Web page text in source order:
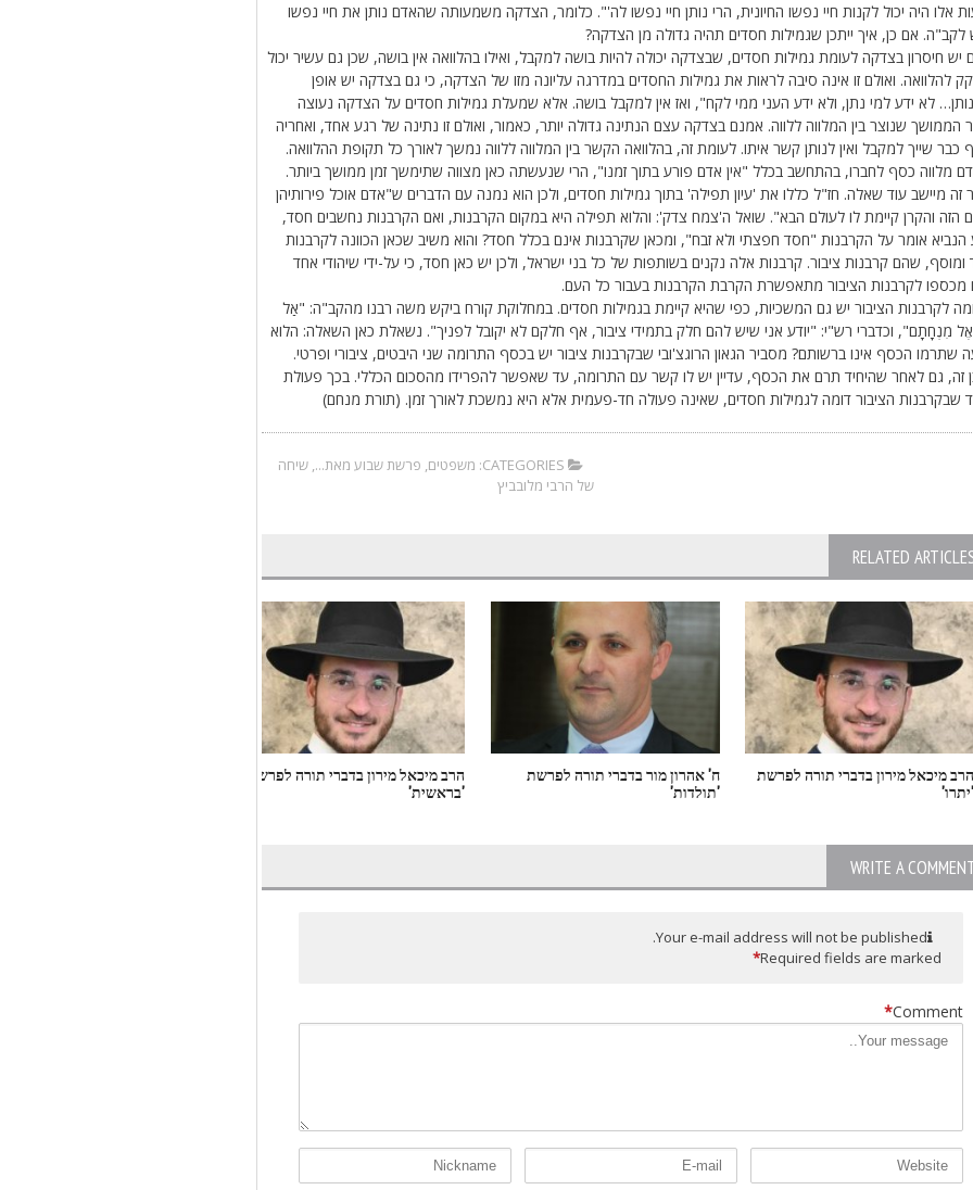
אלו היה יכול לקנות חיי נפשו החיונית, הרי נותן חיי נפשו לה'". כלומר, הצדקה משמעותה שהאדם נותן את חיי נפשו
אם כן, איך ייתכן שגמילות חסדים תהיה גדולה מן הצדקה?
יש חיסרון בצדקה לעומת גמילות חסדים, שבצדקה יכולה להיות בושה למקבל, ואילו בהלוואה אין בושה, שכן גם עשיר יכול
להלוואה. ואולם זו אינה סיבה לראות את גמילות החסדים במדרגה עליונה מזו של הצדקה, כי גם בצדקה יש אופן
לא ידע למי נתן, ולא ידע העני ממי לקח", ואז אין למקבל בושה. אלא שמעלת גמילות חסדים על הצדקה נעוצה
הממושך שנוצר בין המלווה ללווה. אמנם בצדקה עצם הנתינה גדולה יותר, כאמור, ואולם זו נתינה של רגע אחד, ואחריה
כבר שייך למקבל ואין לנותן קשר איתו. לעומת זה, בהלוואה הקשר בין המלווה ללווה נמשך לאורך כל תקופת ההלוואה.
מלווה כסף לחברו, בהתחשב בכלל "אין אדם פורע בתוך זמנו", הרי שנעשתה כאן מצווה שתימשך זמן ממושך ביותר.
זה מיישב עוד שאלה. חז"ל כללו את 'עיון תפילה' בתוך גמילות חסדים, ולכן הוא נמנה עם הדברים ש"אדם אוכל פירותיהן
הזה והקרן קיימת לו לעולם הבא". שואל ה'צמח צדק': והלוא תפילה היא במקום הקרבנות, ואם הקרבנות נחשבים חסד,
הנביא אומר על הקרבנות "חסד חפצתי ולא זבח", ומכאן שקרבנות אינם בכלל חסד? והוא משיב שכאן הכוונה לקרבנות
ומוסף, שהם קרבנות ציבור. קרבנות אלה נקנים בשותפות של כל בני ישראל, ולכן יש כאן חסד, כי על-ידי שיהודי אחד
מכספו לקרבנות הציבור מתאפשרת הקרבת הקרבנות בעבור כל העם.
לקרבנות הציבור יש גם המשכיות, כפי שהיא קיימת בגמילות חסדים. במחלוקת קורח ביקש משה רבנו מהקב"ה: "אַל
מִנְחָתָם", וכדברי רש"י: "יודע אני שיש להם חלק בתמידי ציבור, אף חלקם לא יקובל לפניך". נשאלת כאן השאלה: הלוא
שתרמו הכסף אינו ברשותם? מסביר הגאון הרוגצ'ובי שבקרבנות ציבור יש בכסף התרומה שני היבטים, ציבורי ופרטי.
זה, גם לאחר שהיחיד תרם את הכסף, עדיין יש לו קשר עם התרומה, עד שאפשר להפרידו מהסכום הכללי. בכך פעולת
שבקרבנות הציבור דומה לגמילות חסדים, שאינה פעולה חד-פעמית אלא היא נמשכת לאורך זמן. (תורת מנחם)
משפטים, פרשת שבוע מאת..., שיחה
של הרבי מלובביץ
RELATED
הרב מיכאל מירון בדברי תורה לפרשת
'יתרו'
ח' אהרון מור בדברי תורה לפרשת
'תולדות'
הרב מיכאל מירון בדברי תורה לפרשת
'בראשית'
WRITE A
Your e-mail address will not be published.
Required fields are marked
*
Comment
*